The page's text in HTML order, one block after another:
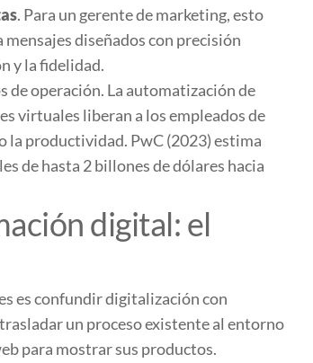
. Para un gerente de marketing, esto
diseñados con precisión
y la fidelidad.
de operación. La automatización de
virtuales liberan a los empleados de
productividad. PwC (2023) estima
de hasta 2 billones de dólares hacia
digital: el
es confundir digitalización con
un proceso existente al entorno
para mostrar sus productos.